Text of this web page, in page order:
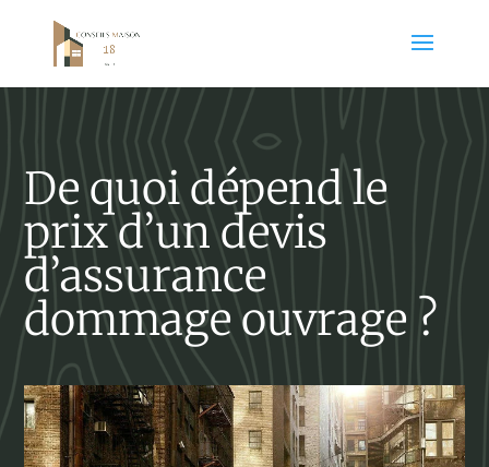
De quoi dépend le
prix d’un devis
d’assurance
dommage ouvrage ?